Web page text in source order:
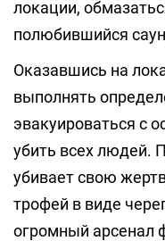
локации,
полюбившийся
Оказавшись на
выполнять
эвакуироваться с
убить всех людей.
убивает свою
трофей в виде
огромный арсенал